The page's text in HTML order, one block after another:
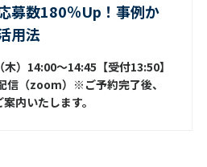
募数180％Up！事例か
用法
）14:00～14:45【受付13:50】
信（zoom）※ご予約完了後、
内いたします。